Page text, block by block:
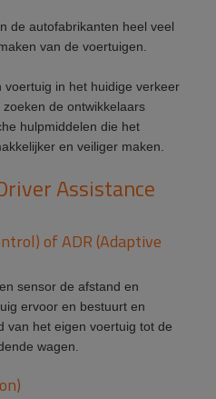
de autofabrikanten heel veel
van de voertuigen.
in het huidige verkeer
de ontwikkelaars
hulpmiddelen die het
en veiliger maken.
Assistance
of ADR (Adaptive
sensor de afstand en
ervoor en bestuurt en
van het eigen voertuig tot de
wagen.